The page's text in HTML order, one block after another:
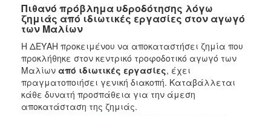
2022
2021
2020
2019
2018
2017
Πιθανό πρόβλημα υδροδότησης λόγω
ζημιάς από ιδιωτικές εργασίες στον αγωγό
των Μαλίων
Η ΔΕΥΑΗ προκειμένου να αποκαταστήσει ζημία που
προκλήθηκε στον κεντρικό τροφοδοτικό αγωγό των
Μαλίων από ιδιωτικές εργασίες, έχει
πραγματοποιήσει γενική διακοπή. Καταβάλλεται
κάθε δυνατή προσπάθεια για την άμεση
αποκατάσταση της ζημιάς.